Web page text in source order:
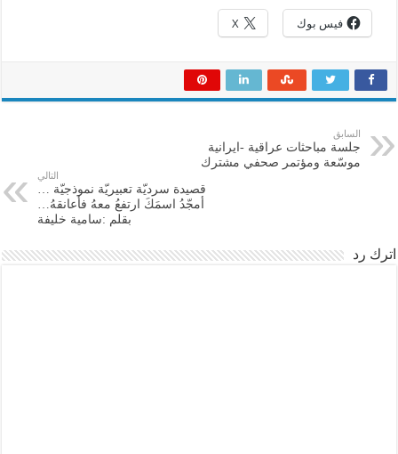
فيس بوك X
السابق
جلسة مباحثات عراقية -ايرانية
موسّعة ومؤتمر صحفي مشترك
التالي
قصيدة سرديّة تعبيريّة نموذجيّة …
أمجّدُ اسمَكَ ارتفعُ معهُ فأعانقهُ…
بقلم :سامية خليفة
اترك رد